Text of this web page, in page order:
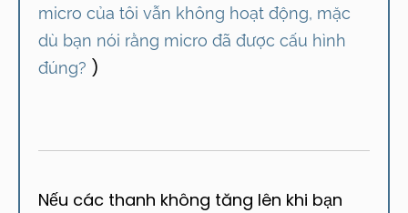
micro của tôi vẫn không hoạt động, mặc
dù bạn nói rằng micro đã được cấu hình
đúng? )
Nếu các thanh không tăng lên khi bạn